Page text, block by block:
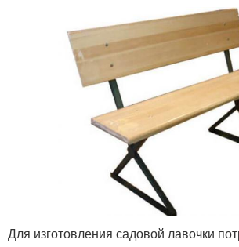
Для изготовления садовой лавочки